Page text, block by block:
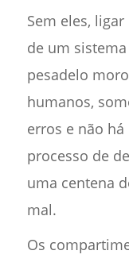
Sem eles,
de um
pesadelo
humanos,
erros e não
processo de
uma centena
mal.
Os